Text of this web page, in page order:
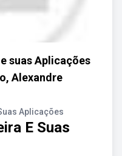
suas Aplicações
Alexandre
Aplicações
E Suas